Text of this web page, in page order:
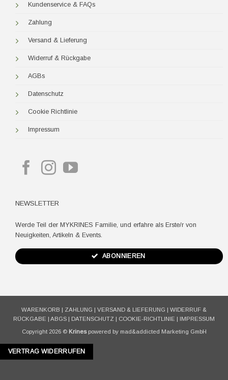
Kundenservice & FAQs
Zahlung
Versand & Lieferung
Widerruf & Rückgabe
AGBs
Datenschutz
Cookie Richtlinie
Impressum
NEWSLETTER
Werde Teil der MYKRINES Familie, und erfahre als Erste/r von
Neuigkeiten, Artikeln & Events.
ABONNIEREN
WARENKORB | ZAHLUNG | VERSAND & LIEFERUNG | WIDERRUF &
RÜCKGABE | ABGS | DATENSCHUTZ | COOKIE-RICHTLINIE | IMPRESSUM
Copyright 2026 © Krinespowered by mad&addicted Marketing GmbH
VERTRAG WIDERRUFEN